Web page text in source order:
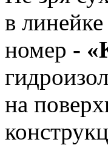
в
номер -
на